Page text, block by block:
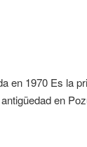
en 1970 Es la
en